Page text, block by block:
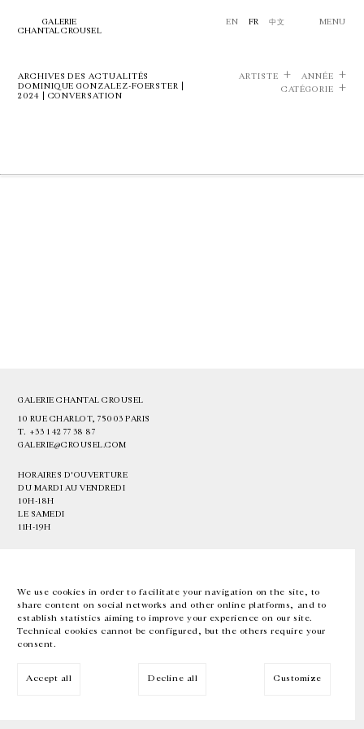
We use cookies in order to facilitate your navigation on the site, to
share content on social networks and other online platforms, and to
establish statistics aiming to improve your experience on our site.
Technical cookies cannot be configured, but the others require your
consent.
Accept all Decline all Customize
GALERIE
CHANTAL CROUSEL
EN FR 中文 MENU
ARCHIVES DES ACTUALITÉS
DOMINIQUE GONZALEZ-FOERSTER |
2024 | CONVERSATION
ARTISTE
ANNÉE
CATÉGORIE
GALERIE CHANTAL CROUSEL
10 RUE CHARLOT, 75003 PARIS
T. +33 1 42 77 38 87
GALERIE@CROUSEL.COM
HORAIRES D'OUVERTURE
DU MARDI AU VENDREDI
10H-18H
LE SAMEDI
11H-19H
EN FR 中文 Facebook Instagram
Inscrivez-vous à notre newsletter